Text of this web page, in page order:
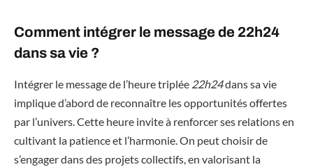
Comment intégrer le message de 22h24
dans sa vie ?
Intégrer le message de l’heure triplée 22h24dans sa vie
implique d’abord de reconnaître les opportunités offertes
par l’univers. Cette heure invite à renforcer ses relations en
cultivant la patience et l’harmonie. On peut choisir de
s’engager dans des projets collectifs, en valorisant la